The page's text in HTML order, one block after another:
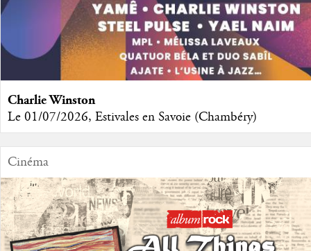
Charlie Winston
Le 01/07/2026, Estivales en Savoie (Chambéry)
Cinéma